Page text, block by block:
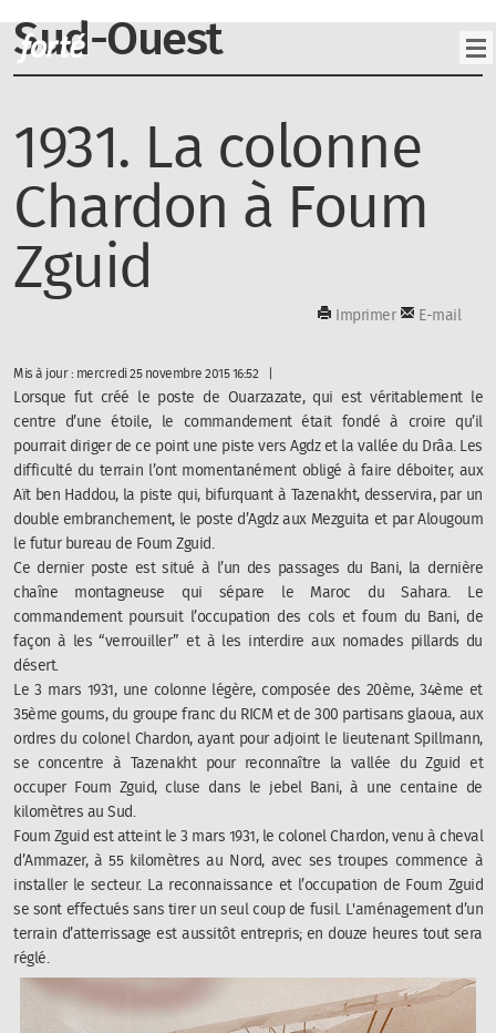
Sud-Ouest
1931. La colonne
Chardon à Foum
Zguid Imprimer E-mail
Mis à jour : mercredi 25 novembre 2015 16:52
Lorsque fut créé le poste de Ouarzazate, qui est véritablement le
centre d’une étoile, le commandement était fondé à croire qu’il
pourrait diriger de ce point une piste vers Agdz et la vallée du Drâa. Les
difficulté du terrain l’ont momentanément obligé à faire déboiter, aux
Aït ben Haddou, la piste qui, bifurquant à Tazenakht, desservira, par un
double embranchement, le poste d’Agdz aux Mezguita et par Alougoum
le futur bureau de Foum Zguid.
Ce dernier poste est situé à l’un des passages du Bani, la dernière
chaîne montagneuse qui sépare le Maroc du Sahara. Le
commandement poursuit l’occupation des cols et foum du Bani, de
façon à les “verrouiller” et à les interdire aux nomades pillards du
désert.
Le 3 mars 1931, une colonne légère, composée des 20ème, 34ème et
35ème goums, du groupe franc du RICM et de 300 partisans glaoua, aux
ordres du colonel Chardon, ayant pour adjoint le lieutenant Spillmann,
se concentre à Tazenakht pour reconnaître la vallée du Zguid et
occuper Foum Zguid, cluse dans le jebel Bani, à une centaine de
kilomètres au Sud.
Foum Zguid est atteint le 3 mars 1931, le colonel Chardon, venu à cheval
d’Ammazer, à 55 kilomètres au Nord, avec ses troupes commence à
installer le secteur. La reconnaissance et l’occupation de Foum Zguid
se sont effectués sans tirer un seul coup de fusil. L'aménagement d’un
terrain d’atterrissage est aussitôt entrepris; en douze heures tout sera
réglé.